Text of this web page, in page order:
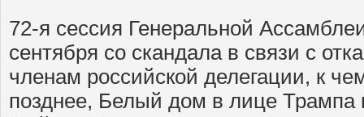
72-я сессия Генеральной
сентября со скандала в связи с
членам российской делегации, к
позднее, Белый дом в лице Трампа